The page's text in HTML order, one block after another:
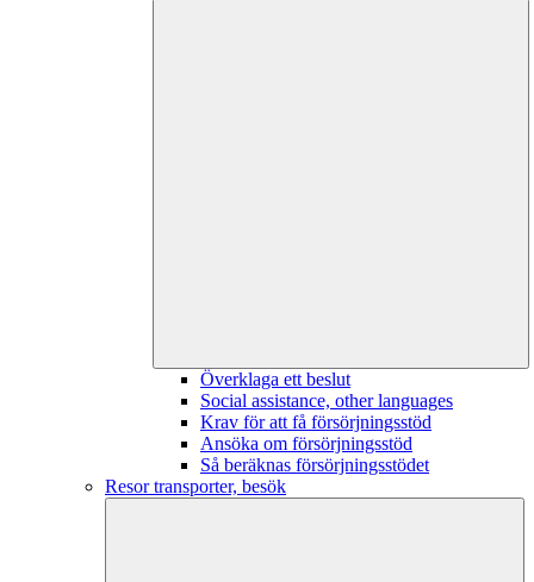
Överklaga ett beslut
Social assistance, other languages
Krav för att få försörjningsstöd
Ansöka om försörjningsstöd
Så beräknas försörjningsstödet
Resor transporter, besök